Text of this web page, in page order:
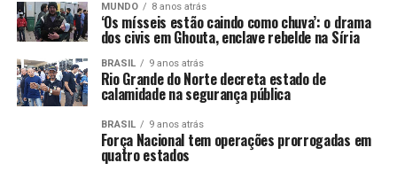
MUNDO 8 anos atrás
‘Os mísseis estão caindo como chuva’: o drama
dos civis em Ghouta, enclave rebelde na Síria
BRASIL 9 anos atrás
Rio Grande do Norte decreta estado de
calamidade na segurança pública
BRASIL 9 anos atrás
Força Nacional tem operações prorrogadas em
quatro estados